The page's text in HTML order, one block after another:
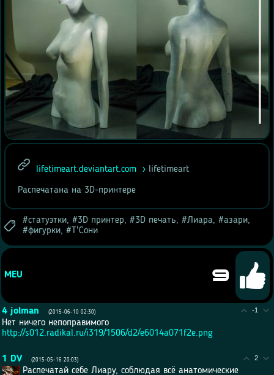
lifetimeart.deviantart.com lifetimeart
Распечатана на 3D-принтере
статуэтки, 3D принтер, 3D печать, Лиара, азари,
фигурки, Т'Сони
MEU 9
-1
4 jolman (2015-06-10 02:30)
Нет ничего непоправимого
http://s012.radikal.ru/i319/1506/d2/e6014a071f2e.png
2
1 DV (2015-05-16 20:03)
Распечатай себе Лиару, соблюдая всё анатомические